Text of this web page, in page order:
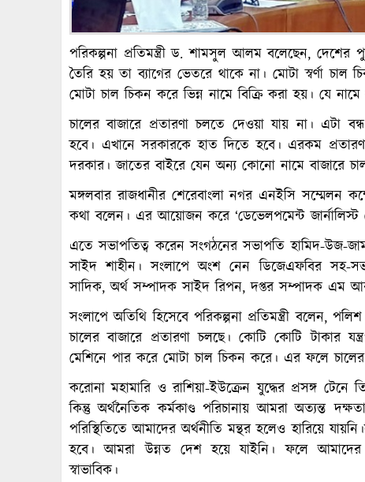
পরিকল্পনা প্রতিমন্ত্রী ড. শামসুল আলম বলেছেন, দেশের
তৈরি হয় তা ব্যাগের ভেতরে থাকে না। মোটা স্বর্ণা
মোটা চাল চিকন করে ভিন্ন নামে বিক্রি করা হয়। যে
চালের বাজারে প্রতারণা চলতে দেওয়া যায় না। এটা
হবে। এখানে সরকারকে হাত দিতে হবে। এরকম
দরকার। জাতের বাইরে যেন অন্য কোনো নামে বাজারে
মঙ্গলবার রাজধানীর শেরেবাংলা নগর এনইসি সম্মেলন
কথা বলেন। এর আয়োজন করে ‘ডেভেলপমেন্ট জার্নালিস্ট
এতে সভাপতিত্ব করেন সংগঠনের সভাপতি হামিদ-উজ-
সাইদ শাহীন। সংলাপে অংশ নেন ডিজেএফবির সহ-
সাদিক, অর্থ সম্পাদক সাইদ রিপন, দপ্তর সম্পাদক এম
সংলাপে অতিথি হিসেবে পরিকল্পনা প্রতিমন্ত্রী বলেন,
চালের বাজারে প্রতারণা চলছে। কোটি কোটি টাকার
মেশিনে পার করে মোটা চাল চিকন করে। এর ফলে চালের
করোনা মহামারি ও রাশিয়া-ইউক্রেন যুদ্ধের প্রসঙ্গ
কিন্তু অর্থনৈতিক কর্মকাণ্ড পরিচানায় আমরা অত্যন্ত
পরিস্থিতিতে আমাদের অর্থনীতি মন্থর হলেও হারিয়ে
হবে। আমরা উন্নত দেশ হয়ে যাইনি। ফলে আমাদের
স্বাভাবিক।